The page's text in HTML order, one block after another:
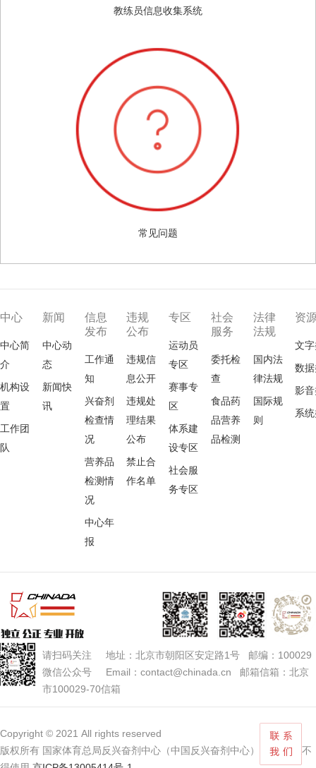
教练员信息收集系统
常见问题
中心
中心简
介
机构设
置
工作团
队
新闻
中心动
态
新闻快
讯
信息
发布
工作通
知
兴奋剂
检查情
况
营养品
检测情
况
中心年
报
违规
公布
违规信
息公开
违规处
理结果
公布
禁止合
作名单
专区
运动员
专区
赛事专
区
体系建
设专区
社会服
务专区
社会
服务
委托检
查
食品药
品营养
品检测
法律
法规
国内法
律法规
国际规
则
资
文
数
影
系
请扫码关注 地址：北京市朝阳区安定路1号 邮编：100029
微信公众号 Email：contact@chinada.cn 邮箱信箱：北京
市100029-70信箱
Copyright © 2021 All rights reserved
版权所有 国家体育总局反兴奋剂中心（中国反兴奋剂中心） 未经授权不